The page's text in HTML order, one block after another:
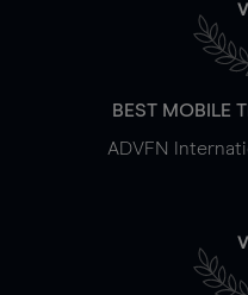
BEST MOBILE
ADVFN